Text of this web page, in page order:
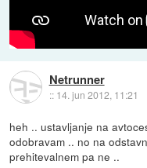
Netrunner
:: 14. jun 2012, 11:21
heh .. ustavljanje na
odobravam .. no na
prehitevalnem pa ne ..